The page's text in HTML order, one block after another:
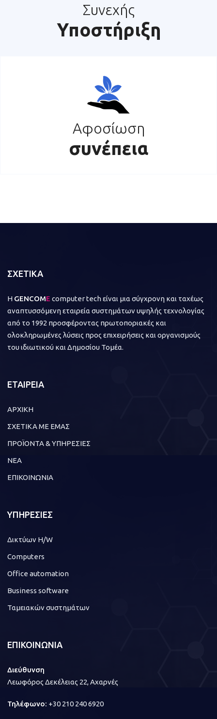
Συνεχής
Υποστήριξη
Αφοσίωση
συνέπεια
ΣΧΕΤΙΚΑ
Η GENCOME computer tech είναι μια σύγχρονη και ταχέως
αναπτυσσόμενη εταιρεία συστημάτων υψηλής τεχνολογίας
από το 1992 προσφέροντας πρωτοποριακές και
ολοκληρωμένες λύσεις προς επιχειρήσεις και οργανισμούς
του ιδιωτικού και Δημοσίου Τομέα.
ΕΤΑΙΡΕΙΑ
ΑΡΧΙΚΗ
ΣΧΕΤΙΚΑ ΜΕ ΕΜΑΣ
ΠΡΟΪΟΝΤΑ & ΥΠΗΡΕΣΙΕΣ
ΝΕΑ
ΕΠΙΚΟΙΝΩΝΙΑ
ΥΠΗΡΕΣΙΕΣ
Δικτύων H/W
Computers
Office automation
Business software
Ταμειακών συστημάτων
ΕΠΙΚΟΙΝΩΝΙΑ
Διεύθυνση
Λεωφόρος Δεκέλειας 22, Αχαρνές
Τηλέφωνο: +30 210 240 6920